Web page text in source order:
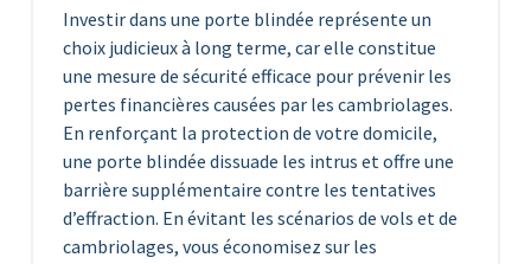
Investir dans une porte blindée représente un
choix judicieux à long terme, car elle constitue
une mesure de sécurité efficace pour prévenir les
pertes financières causées par les cambriolages.
En renforçant la protection de votre domicile,
une porte blindée dissuade les intrus et offre une
barrière supplémentaire contre les tentatives
d’effraction. En évitant les scénarios de vols et de
cambriolages, vous économisez sur les